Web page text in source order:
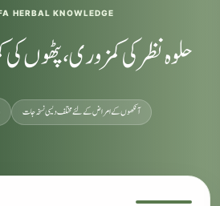
HERBAL KNOWLEDGE
حلوہ نظر کی کمزوری، پٹھوں
آنکھوں کے امراض کےلئے مختلف دیسی نسخہ جات